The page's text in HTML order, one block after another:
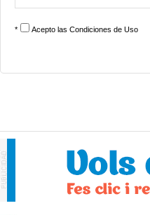
* Acepto las Condiciones de Uso